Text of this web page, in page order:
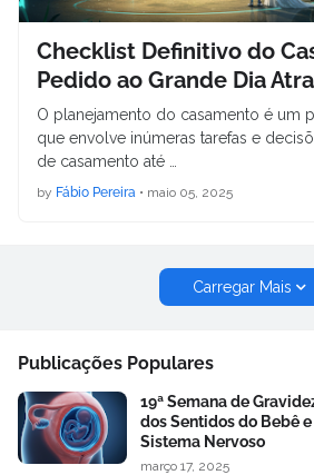
Checklist Definitivo do
Pedido ao Grande Dia
O planejamento do casamento é um
que envolve inúmeras tarefas e
de casamento até …
by Fábio Pereira • maio 05, 2025
Carregar Mais
Publicações Populares
19ª Semana de
dos Sentidos do Bebê
Sistema Nervoso
março 17, 2025